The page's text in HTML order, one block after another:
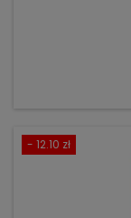
- 12.10 zł